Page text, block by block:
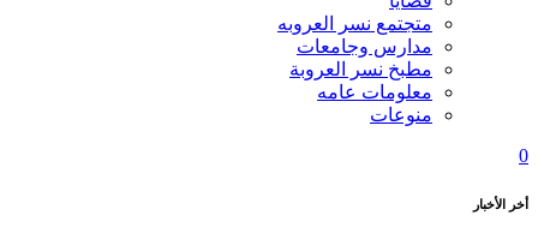
متجتمع نسر العروبه
مدارس وجامعات
مطبخ نسر العروبة
معلومات عامه
منوعات
0
أخر الأخبار